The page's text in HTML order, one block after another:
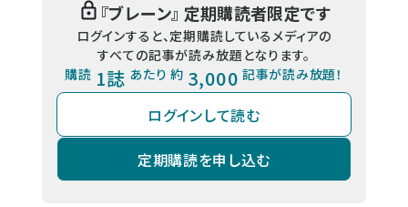
『ブレーン』 定期購読者限定です
ログインすると、定期購読しているメディアの
すべての記事が読み放題となります。
購読 1誌 あたり 約 3,000 記事が読み放題！
ログインして読む
定期購読を申し込む